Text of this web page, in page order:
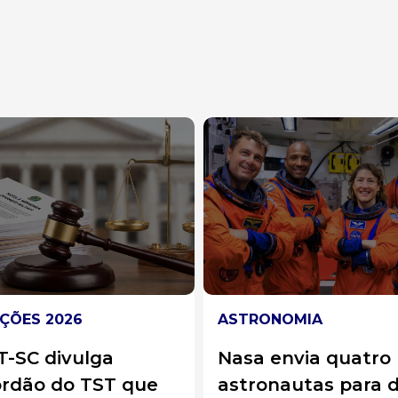
envia quatro
para dar
BRASIL
Jovem morre um
após o próprio